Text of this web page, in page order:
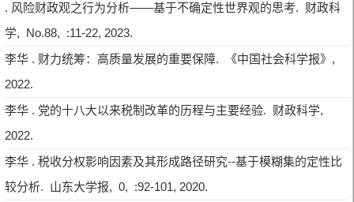
. 风险财政观之行为分析——基于不确定性世界观的思考. 财政科
学, No.88, :11-22, 2023.
李华 . 财力统筹：高质量发展的重要保障. 《中国社会科学报》,
2022.
李华 . 党的十八大以来税制改革的历程与主要经验. 财政科学,
2022.
李华 . 税收分权影响因素及其形成路径研究--基于模糊集的定性比
较分析. 山东大学报, 0, :92-101, 2020.